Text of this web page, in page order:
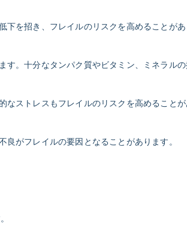
を招き、フレイルのリスクを高めることがあ
。十分なタンパク質やビタミン、ミネラルの
ストレスもフレイルのリスクを高めることが
がフレイルの要因となることがあります。